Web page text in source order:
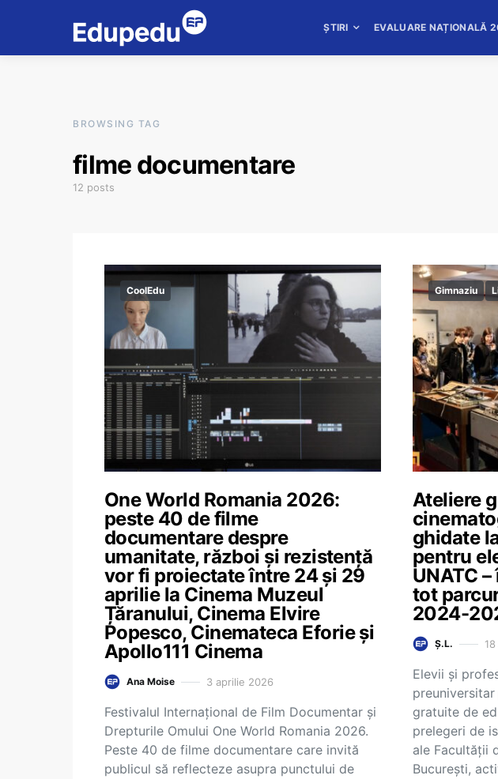
ȘTIRI EVALUARE NAȚIONALĂ
BROWSING TAG
filme documentare
12 posts
CoolEdu
One World Romania 2026:
peste 40 de filme
documentare despre
umanitate, război și rezistență
vor fi proiectate între 24 și 29
aprilie la Cinema Muzeul
Țăranului, Cinema Elvire
Popesco, Cinemateca Eforie și
Apollo111 Cinema
Ana Moise 3 aprilie 2026
Festivalul Internațional de Film Documentar și
Drepturile Omului One World Romania 2026.
Peste 40 de filme documentare care invită
publicul să reflecteze asupra punctului de
Gimnaziu
Ateliere
ghidate
pentru
UNATC
tot
2024-
Ș.L.
Elevii și
gratuite de
prelegeri de
ale Facultății
București,